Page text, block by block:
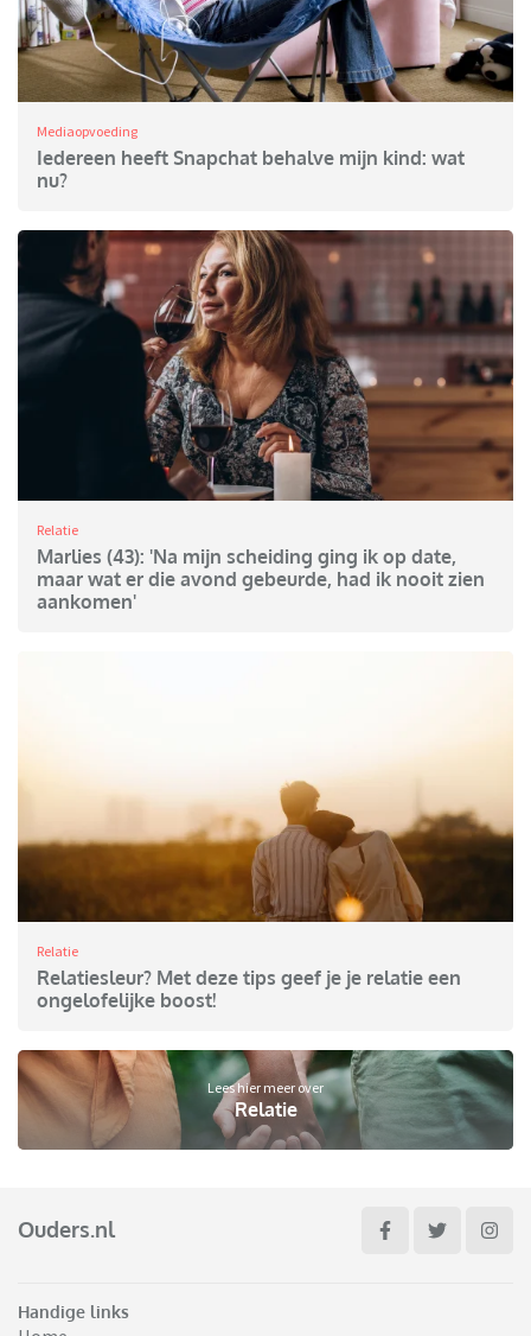
Mediaopvoeding
Iedereen heeft Snapchat behalve mijn kind: wat
nu?
Relatie
Marlies (43): 'Na mijn scheiding ging ik op date,
maar wat er die avond gebeurde, had ik nooit zien
aankomen'
Relatie
Relatiesleur? Met deze tips geef je je relatie een
ongelofelijke boost!
Lees hier meer over
Relatie
Ouders.nl
Handige links